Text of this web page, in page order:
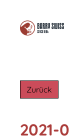
Zurück
2021-